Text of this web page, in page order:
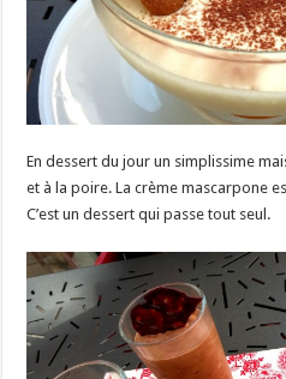
En dessert du jour un simplissime
et à la poire. La crème mascarpone
C’est un dessert qui passe tout seul.